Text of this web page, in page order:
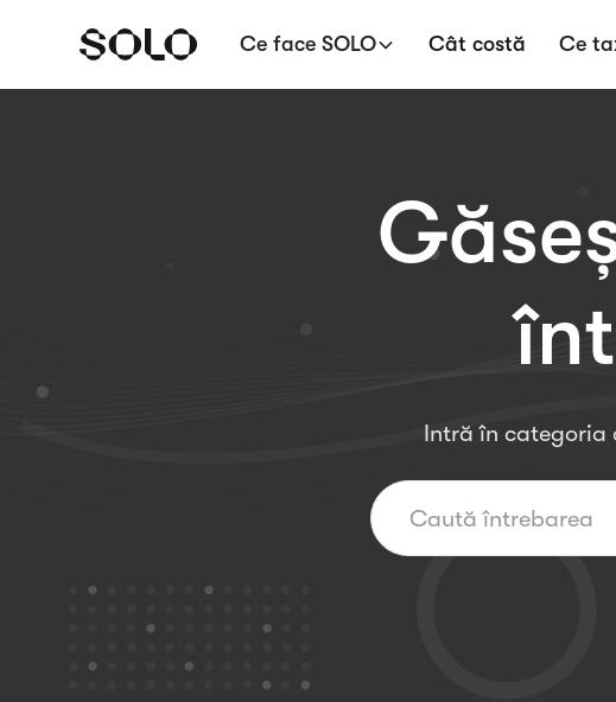
Ce face SOLO Cât costă Ce
Intră în categoria